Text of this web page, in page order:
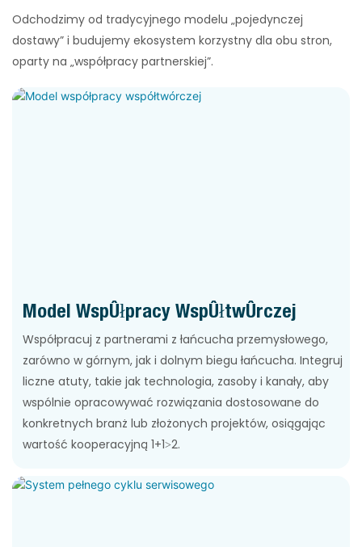
Odchodzimy od tradycyjnego modelu „pojedynczej
dostawy” i budujemy ekosystem korzystny dla obu stron,
oparty na „współpracy partnerskiej”.
Model Współpracy Współtwórczej
Współpracuj z partnerami z łańcucha przemysłowego,
zarówno w górnym, jak i dolnym biegu łańcucha. Integruj
liczne atuty, takie jak technologia, zasoby i kanały, aby
wspólnie opracowywać rozwiązania dostosowane do
konkretnych branż lub złożonych projektów, osiągając
wartość kooperacyjną 1+1>2.